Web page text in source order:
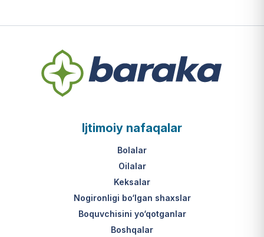
Ijtimoiy nafaqalar
Bolalar
Oilalar
Keksalar
Nogironligi bo‘lgan shaxslar
Boquvchisini yo‘qotganlar
Boshqalar